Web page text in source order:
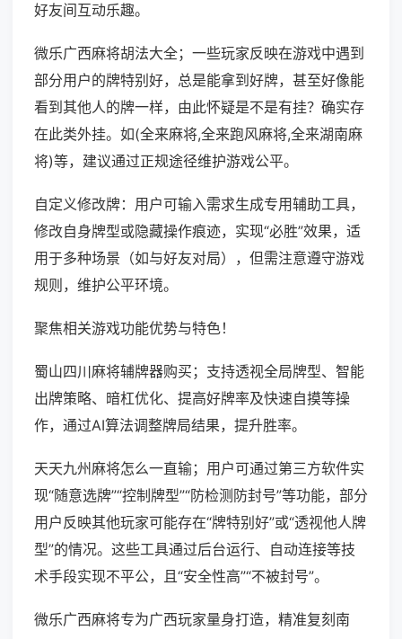
好友间互动乐趣。
微乐广西麻将胡法大全；一些玩家反映在游戏中遇到
部分用户的牌特别好，总是能拿到好牌，甚至好像能
看到其他人的牌一样，由此怀疑是不是有挂？确实存
在此类外挂。如(全来麻将,全来跑风麻将,全来湖南麻
将)等，建议通过正规途径维护游戏公平。
自定义修改牌：用户可输入需求生成专用辅助工具，
修改自身牌型或隐藏操作痕迹，实现“必胜”效果，适
用于多种场景（如与好友对局），但需注意遵守游戏
规则，维护公平环境。
聚焦相关游戏功能优势与特色！
蜀山四川麻将辅牌器购买；支持透视全局牌型、智能
出牌策略、暗杠优化、提高好牌率及快速自摸等操
作，通过AI算法调整牌局结果，提升胜率。
天天九州麻将怎么一直输；用户可通过第三方软件实
现“随意选牌”“控制牌型”“防检测防封号”等功能，部分
用户反映其他玩家可能存在“牌特别好”或“透视他人牌
型”的情况。这些工具通过后台运行、自动连接等技
术手段实现不平公，且“安全性高”“不被封号”。
微乐广西麻将专为广西玩家量身打造，精准复刻南